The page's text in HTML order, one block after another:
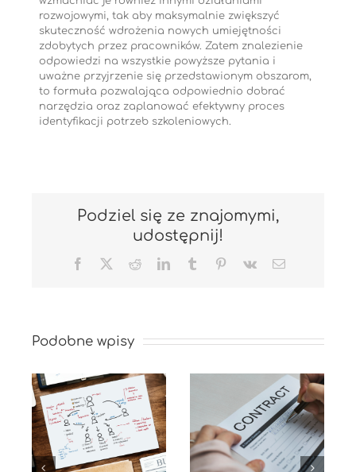
rozwojowymi, tak aby maksymalnie zwiększyć
skuteczność wdrożenia nowych umiejętności
zdobytych przez pracowników. Zatem znalezienie
odpowiedzi na wszystkie powyższe pytania i
uważne przyjrzenie się przedstawionym obszarom,
to formuła pozwalająca odpowiednio dobrać
narzędzia oraz zaplanować efektywny proces
identyfikacji potrzeb szkoleniowych.
Podziel się ze znajomymi,
udostępnij!
Facebook RedditLinkedInTumblr Pinterest
Vk Email
Podobne wpisy